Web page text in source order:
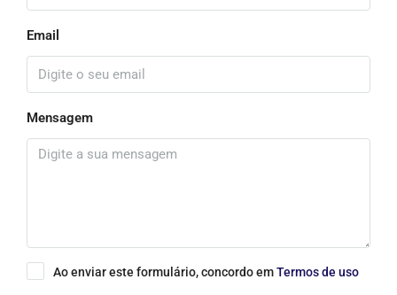
Email
Mensagem
Ao enviar este formulário, concordo emTermos de uso